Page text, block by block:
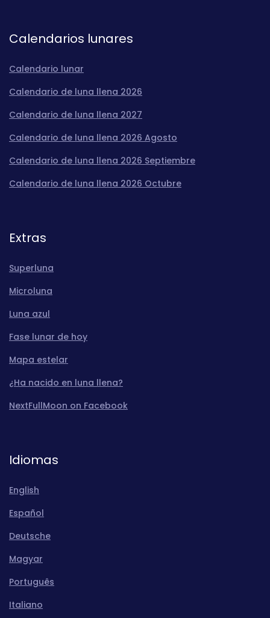
Calendarios lunares
Calendario lunar
Calendario de luna llena 2026
Calendario de luna llena 2027
Calendario de luna llena 2026 Agosto
Calendario de luna llena 2026 Septiembre
Calendario de luna llena 2026 Octubre
Extras
Superluna
Microluna
Luna azul
Fase lunar de hoy
Mapa estelar
¿Ha nacido en luna llena?
NextFullMoon on Facebook
Idiomas
English
Español
Deutsche
Magyar
Português
Italiano